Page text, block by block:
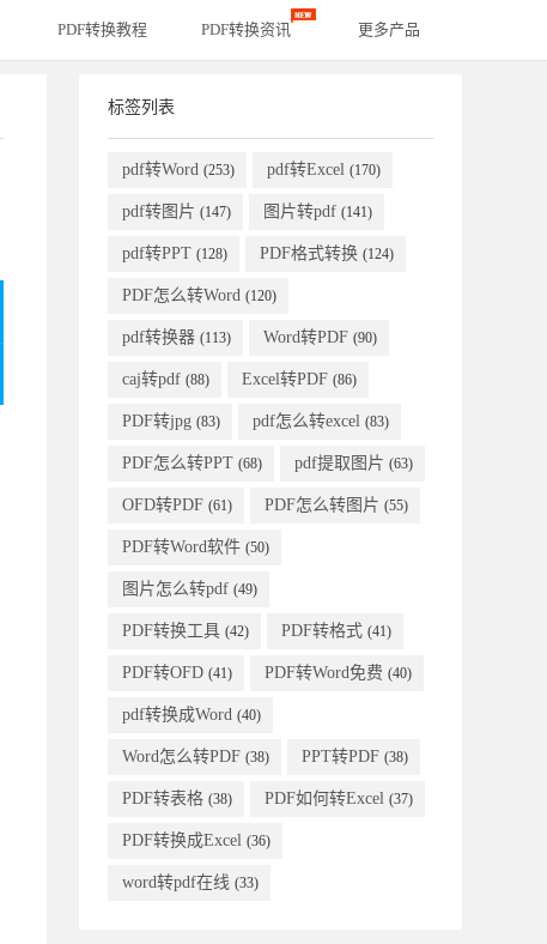
PDF转换教程 PDF转换资讯 更多产品
标签列表
pdf转Word (253) pdf转Excel (170)
pdf转图片 (147) 图片转pdf (141)
pdf转PPT (128) PDF格式转换 (124)
PDF怎么转Word (120)
pdf转换器 (113) Word转PDF (90)
caj转pdf (88) Excel转PDF (86)
PDF转jpg (83) pdf怎么转excel (83)
PDF怎么转PPT (68) pdf提取图片 (63)
OFD转PDF (61) PDF怎么转图片 (55)
PDF转Word软件 (50)
图片怎么转pdf (49)
PDF转换工具 (42) PDF转格式 (41)
PDF转OFD (41) PDF转Word免费 (40)
pdf转换成Word (40)
Word怎么转PDF (38) PPT转PDF (38)
PDF转表格 (38) PDF如何转Excel (37)
PDF转换成Excel (36)
word转pdf在线 (33)